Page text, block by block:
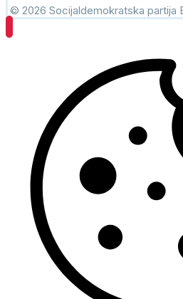
© 2026 Socijaldemokratska partija